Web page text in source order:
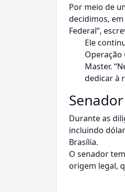
Por meio de
decidimos,
Federal”,
Ele
Operação
Master.
dedicar à
Durante as
incluindo
Brasília.
O senador
origem legal,